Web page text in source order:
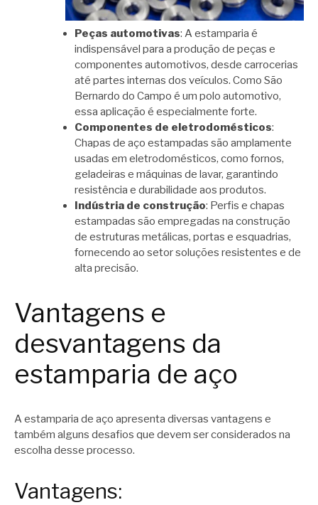
Peças automotivas: A estamparia é
indispensável para a produção de peças e
componentes automotivos, desde carrocerias
até partes internas dos veículos. Como São
Bernardo do Campo é um polo automotivo,
essa aplicação é especialmente forte.
Componentes de eletrodomésticos:
Chapas de aço estampadas são amplamente
usadas em eletrodomésticos, como fornos,
geladeiras e máquinas de lavar, garantindo
resistência e durabilidade aos produtos.
Indústria de construção: Perfis e chapas
estampadas são empregadas na construção
de estruturas metálicas, portas e esquadrias,
fornecendo ao setor soluções resistentes e de
alta precisão.
Vantagens e
desvantagens da
estamparia de aço
A estamparia de aço apresenta diversas vantagens e
também alguns desafios que devem ser considerados na
escolha desse processo.
Vantagens: